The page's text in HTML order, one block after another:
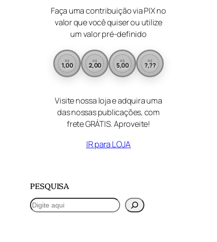
Faça uma contribuição via PIX no
valor que você quiser ou utilize
um valor pré-definido
R$
1,00
R$
2,00
R$
5,00
R$
?,??
Visite nossa loja e adquira uma
das nossas publicações, com
frete GRÁTIS. Aproveite!
IR para LOJA
PESQUISA
P
e